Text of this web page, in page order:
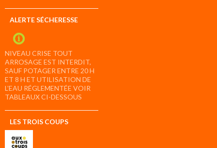
ALERTE SÉCHERESSE
NIVEAU CRISE TOUT
ARROSAGE EST INTERDIT,
SAUF POTAGER ENTRE 20 H
ET 8 H ET UTILISATION DE
L’EAU RÉGLEMENTÉE VOIR
TABLEAUX CI-DESSOUS
LES TROIS COUPS